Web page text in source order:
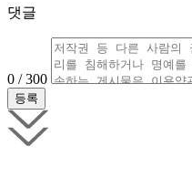
댓글
0 / 300